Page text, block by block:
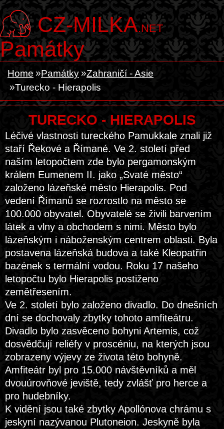
CZ-MILKA.NET
Památky
Home Památky
Zahraničí - Asie
Turecko - Hierapolis
TURECKO - HIERAPOLIS
Léčivé vlastnosti tureckého Pamukkale znali již
staří Řekové a Římané. Ve 2. století před
naším letopočtem zde bylo pergamonským
králem Eumenem II. jako „Svaté město“
založeno lázeňské město Hierapolis. Pod
vedení Římanů se rozrostlo na město se
100.000 obyvatel. Obyvatelé se živili barvením
látek a vlny a obchodem s nimi. Město bylo
lázeňským i náboženským centrem oblasti. Byla
postavena lázeňská budova a také Kleopatřin
bazének s termální vodou. Roku 17 našeho
letopočtu bylo Hierapolis postiženo
zemětřesením.
Ve 2. století bylo založeno divadlo. Do dnešních
dní se dochovaly zbytky tohoto amfiteátru.
Divadlo bylo zasvěceno bohyni Artemis, což
dosvědčují reliéfy v proscéniu, na kterých jsou
zobrazeny výjevy ze života této bohyně.
Amfiteátr byl pro 15.000 návštěvníků a měl
dvouúrovňové jeviště, tedy zvlášť pro herce a
pro hudebníky.
K vidění jsou také zbytky Apollónova chrámu s
jeskyní nazývanou Plutoneion. Jeskyně byla